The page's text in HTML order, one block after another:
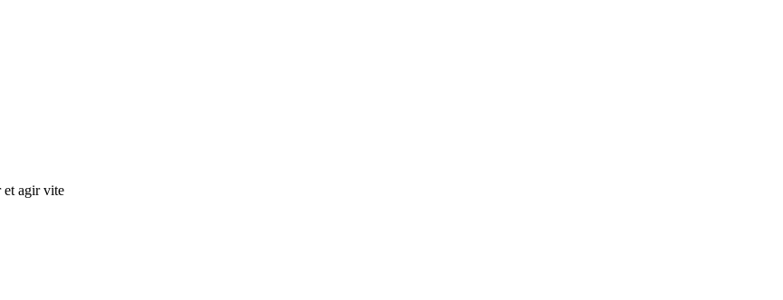
et agir vite